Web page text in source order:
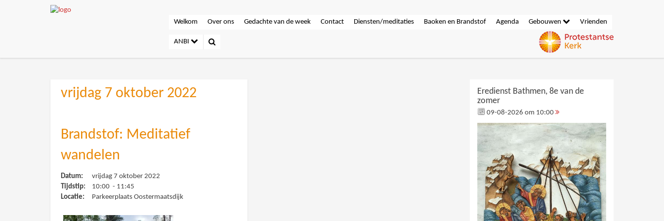
Welkom Over ons Gedachte van de week Contact Diensten/meditaties Baoken en Brandstof Agenda Gebouwen Vrienden
ANBI
vrijdag 7 oktober 2022
Brandstof: Meditatief
wandelen
Datum:
vrijdag 7 oktober 2022
Tijdstip:
10:00 - 11:45
Locatie:
Parkeerplaats Oostermaatsdijk
Eredienst Bathmen, 8e van de
zomer
09-08-2026 om 10:00